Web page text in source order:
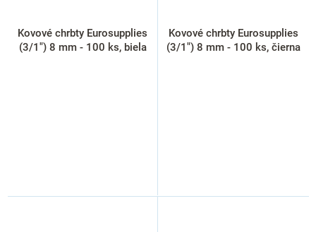
Kovové chrbty Eurosupplies
(3/1") 8 mm - 100 ks, biela
Kovové chrbty Eurosupplies
(3/1") 8 mm - 100 ks, čierna